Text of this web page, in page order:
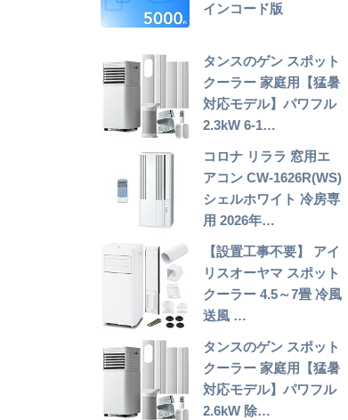
インコード版
タンスのゲン スポット
クーラー 家庭用【猛暑
対応モデル】パワフル
2.3kW 6-1…
コロナ リララ 窓用エ
アコン CW-1626R(WS)
シェルホワイト 冷房専
用 2026年…
【設置工事不要】 アイ
リスオーヤマ スポット
クーラー 4.5～7畳 冷風
送風 …
タンスのゲン スポット
クーラー 家庭用【猛暑
対応モデル】パワフル
2.6kW 除…